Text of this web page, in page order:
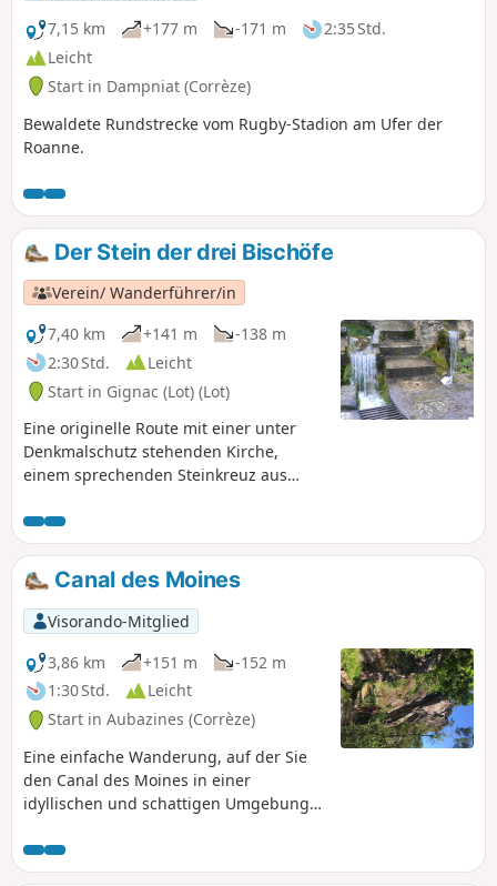
7,15 km
+177 m -171 m
2:35 Std.
Leicht
Start in Dampniat (Corrèze)
Bewaldete Rundstrecke vom Rugby-Stadion am Ufer der
Roanne.
Der Stein der drei Bischöfe
Verein/ Wanderführer/in
7,40 km
+141 m
-138 m
2:30 Std.
Leicht
Start in Gignac (Lot) (Lot)
Eine originelle Route mit einer unter
Denkmalschutz stehenden Kirche,
einem sprechenden Steinkreuz aus
ausdem 16. Jahrhundert, einer
Windmühle, zwei Brunnen, dem Stein
der drei Bischöfe und einem
Metallbaum.
Canal des Moines
Visorando-Mitglied
3,86 km
+151 m
-152 m
1:30 Std.
Leicht
Start in Aubazines (Corrèze)
Eine einfache Wanderung, auf der Sie
den Canal des Moines in einer
idyllischen und schattigen Umgebung
einem der schönsten Dörfer der
Corrèze.